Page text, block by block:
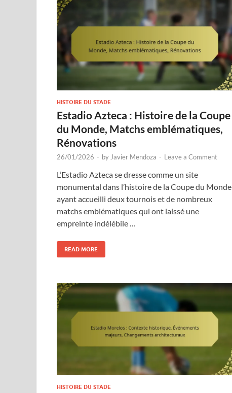
HISTOIRE DU STADE
Estadio Azteca : Histoire de la Coupe
du Monde, Matchs emblématiques,
Rénovations
26/01/2026 - by Javier Mendoza - Leave a Comment
L’Estadio Azteca se dresse comme un site
monumental dans l’histoire de la Coupe du Monde,
ayant accueilli deux tournois et de nombreux
matchs emblématiques qui ont laissé une
empreinte indélébile …
READ MORE
HISTOIRE DU STADE